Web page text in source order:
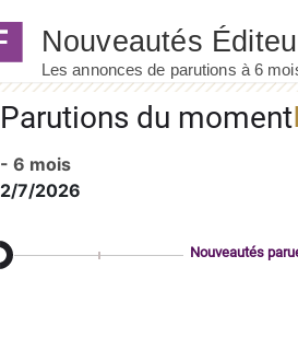
Parutions du moment
- 6 mois
2/7/2026
Nouveautés